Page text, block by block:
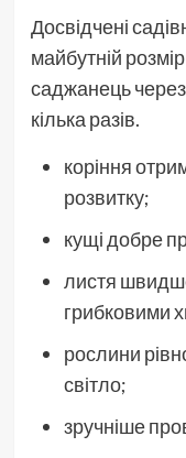
Досвідчені
майбутній
саджанець
кілька разів.
коріння
розвитку;
кущі добре
листя
грибковими
рослини
світло;
зручніше